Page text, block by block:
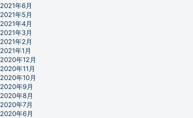
2021年6月
2021年5月
2021年4月
2021年3月
2021年2月
2021年1月
2020年12月
2020年11月
2020年10月
2020年9月
2020年8月
2020年7月
2020年6月